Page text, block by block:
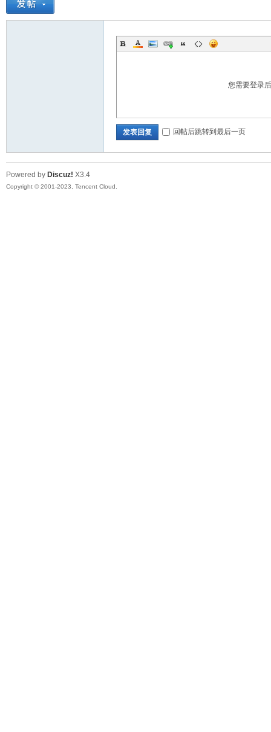
Bo
您需要登录
发表回复 回帖后跳转到最后一页
Powered by Discuz! X3.4
Copyright © 2001-2023, Tencent Cloud.